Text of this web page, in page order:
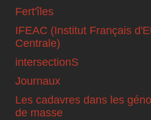
Fert'îles
IFEAC (Institut Français
Centrale)
intersectionS
Journaux
Les cadavres dans les
de masse